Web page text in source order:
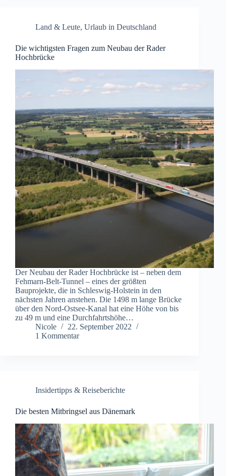
Land & Leute, Urlaub in Deutschland
Die wichtigsten Fragen zum Neubau der Rader
Hochbrücke
Der Neubau der Rader Hochbrücke ist – neben dem
Fehmarn-Belt-Tunnel – eines der größten
Bauprojekte, die in Schleswig-Holstein in den
nächsten Jahren anstehen. Die 1498 m lange Brücke
über den Nord-Ostsee-Kanal hat eine Höhe von bis
zu 49 m und eine Durchfahrtshöhe…
Nicole
22. September 2022
1 Kommentar
Insidertipps & Reiseberichte
Die besten Mitbringsel aus Dänemark